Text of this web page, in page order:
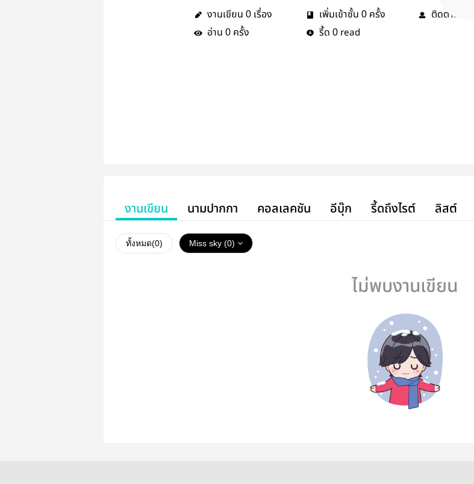
งานเขียน 0 เรื่อง เพิ่มเข้าชั้น 0 ครั้ง ติดตาม
อ่าน 0 ครั้ง รี้ด 0 read
งานเขียน นามปากกา คอลเลคชัน อีบุ๊ก รี้ดถึงไรต์ ลิสต์
ทั้งหมด(0) Miss sky (0)
ไม่พบงานเขียน